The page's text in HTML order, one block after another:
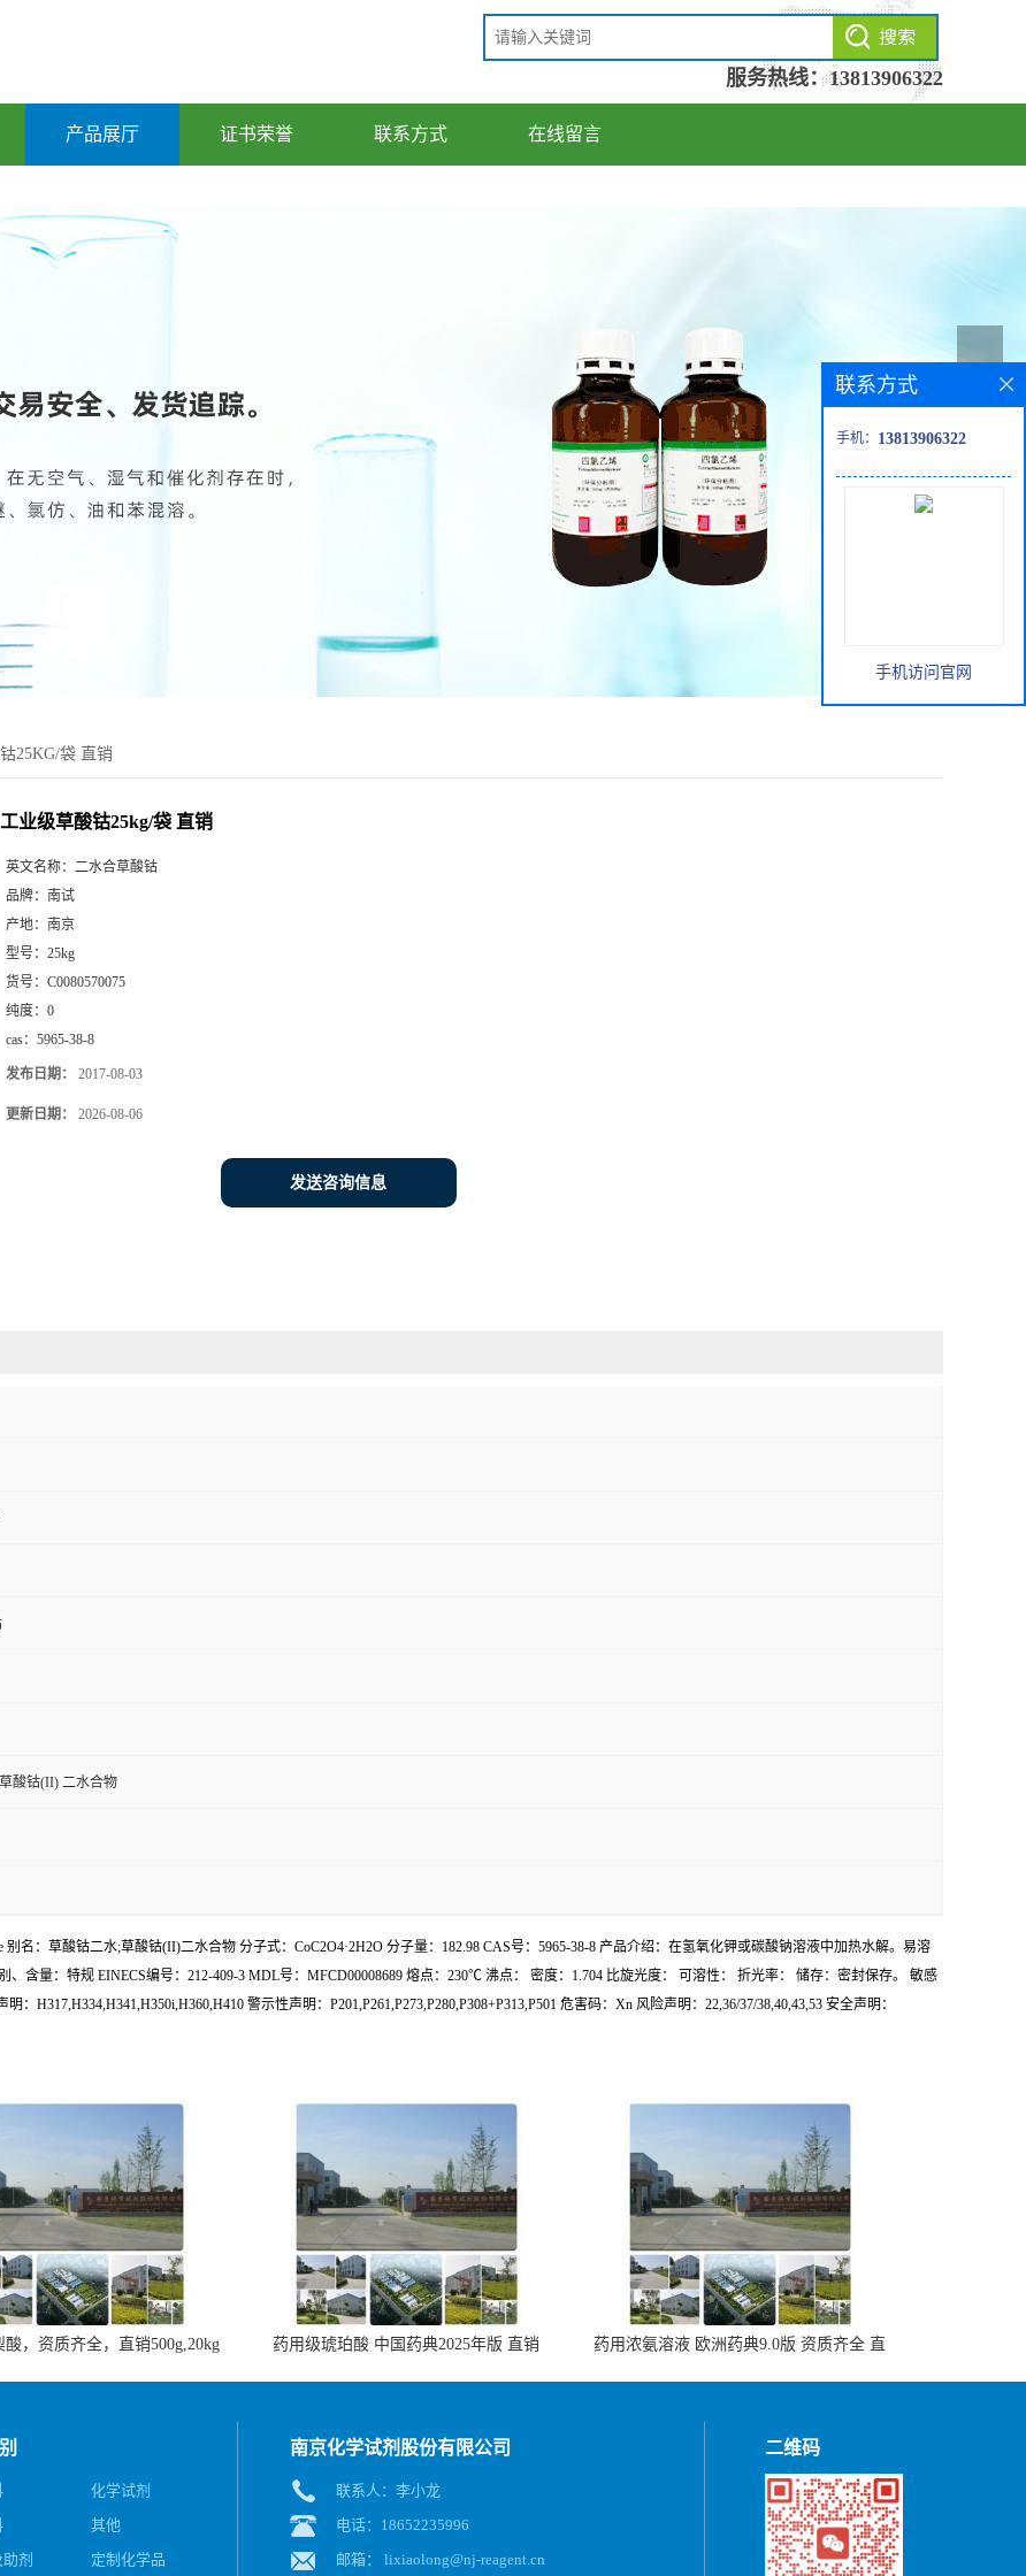
服务热线：13813906322
产品展厅 证书荣誉 联系方式 在线留言
25KG/袋 直销
工业级草酸钴25kg/袋 直销
英文名称： 二水合草酸钴
品牌： 南试
产地： 南京
型号： 25kg
货号： C0080570075
纯度： 0
cas： 5965-38-8
发布日期： 2017-08-03
更新日期： 2026-08-06
发送咨询信息
酸钴(II) 二水合物
名：草酸钴二水;草酸钴(II)二水合物 分子式：CoC2O4·2H2O 分子量：182.98 CAS号：5965-38-8 产品介绍：在氢氧化钾或碳酸钠溶液中加热水解。易溶
含量：特规 EINECS编号：212-409-3 MDL号：MFCD00008689 熔点：230℃ 沸点： 密度：1.704 比旋光度： 可溶性： 折光率： 储存：密封保存。 敏感
H317,H334,H341,H350i,H360,H410 警示性声明：P201,P261,P273,P280,P308+P313,P501 危害码：Xn 风险声明：22,36/37/38,40,43,53 安全声明：
酸，资质齐全，直销500g,20kg 药用级琥珀酸 中国药典2025年版 直销
药用浓氨溶液 欧洲药典9.0版 资质齐全 直
联系方式
手机： 13813906322
手机访问官网
化学试剂
其他
剂
定制化学品
南京化学试剂股份有限公司
联系人：李小龙
电话：18652235996
邮箱： lixiaolong@nj-reagent.cn
二维码